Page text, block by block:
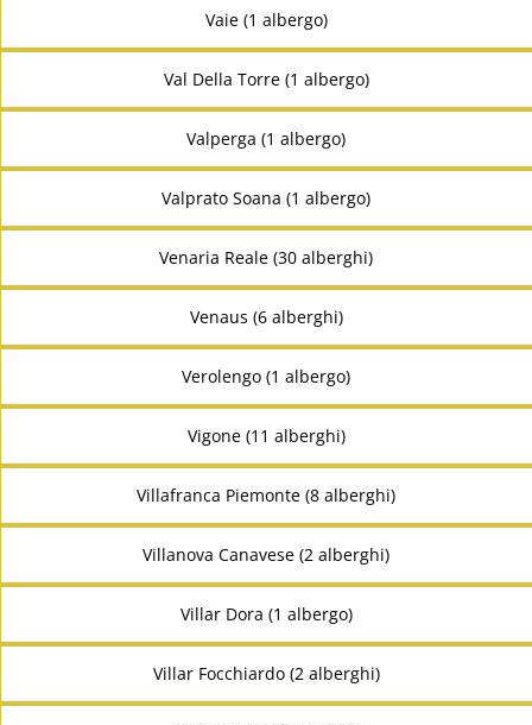
Vaie (1 albergo)
Val Della Torre (1 albergo)
Valperga (1 albergo)
Valprato Soana (1 albergo)
Venaria Reale (30 alberghi)
Venaus (6 alberghi)
Verolengo (1 albergo)
Vigone (11 alberghi)
Villafranca Piemonte (8 alberghi)
Villanova Canavese (2 alberghi)
Villar Dora (1 albergo)
Villar Focchiardo (2 alberghi)